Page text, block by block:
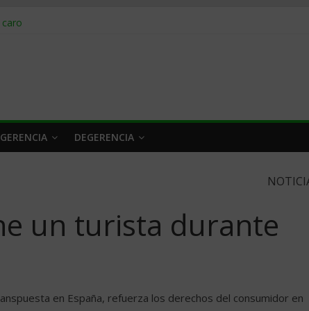
en 2026
hacer
y venderle
DEGERENCIA
un turista durante
en España, refuerza los derechos del consumidor en